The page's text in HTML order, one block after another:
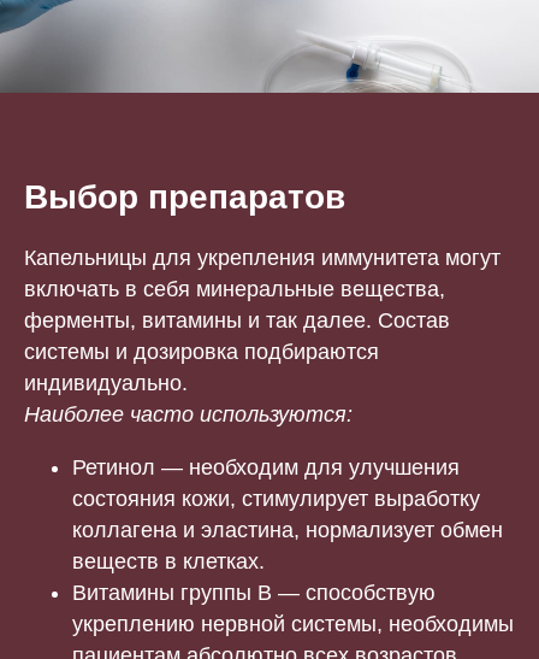
Выбор препаратов
Капельницы для укрепления иммунитета могут
включать в себя минеральные вещества,
ферменты, витамины и так далее. Состав
системы и дозировка подбираются
индивидуально.
Наиболее часто используются:
Ретинол — необходим для улучшения
состояния кожи, стимулирует выработку
коллагена и эластина, нормализует обмен
веществ в клетках.
Витамины группы В — способствую
укреплению нервной системы, необходимы